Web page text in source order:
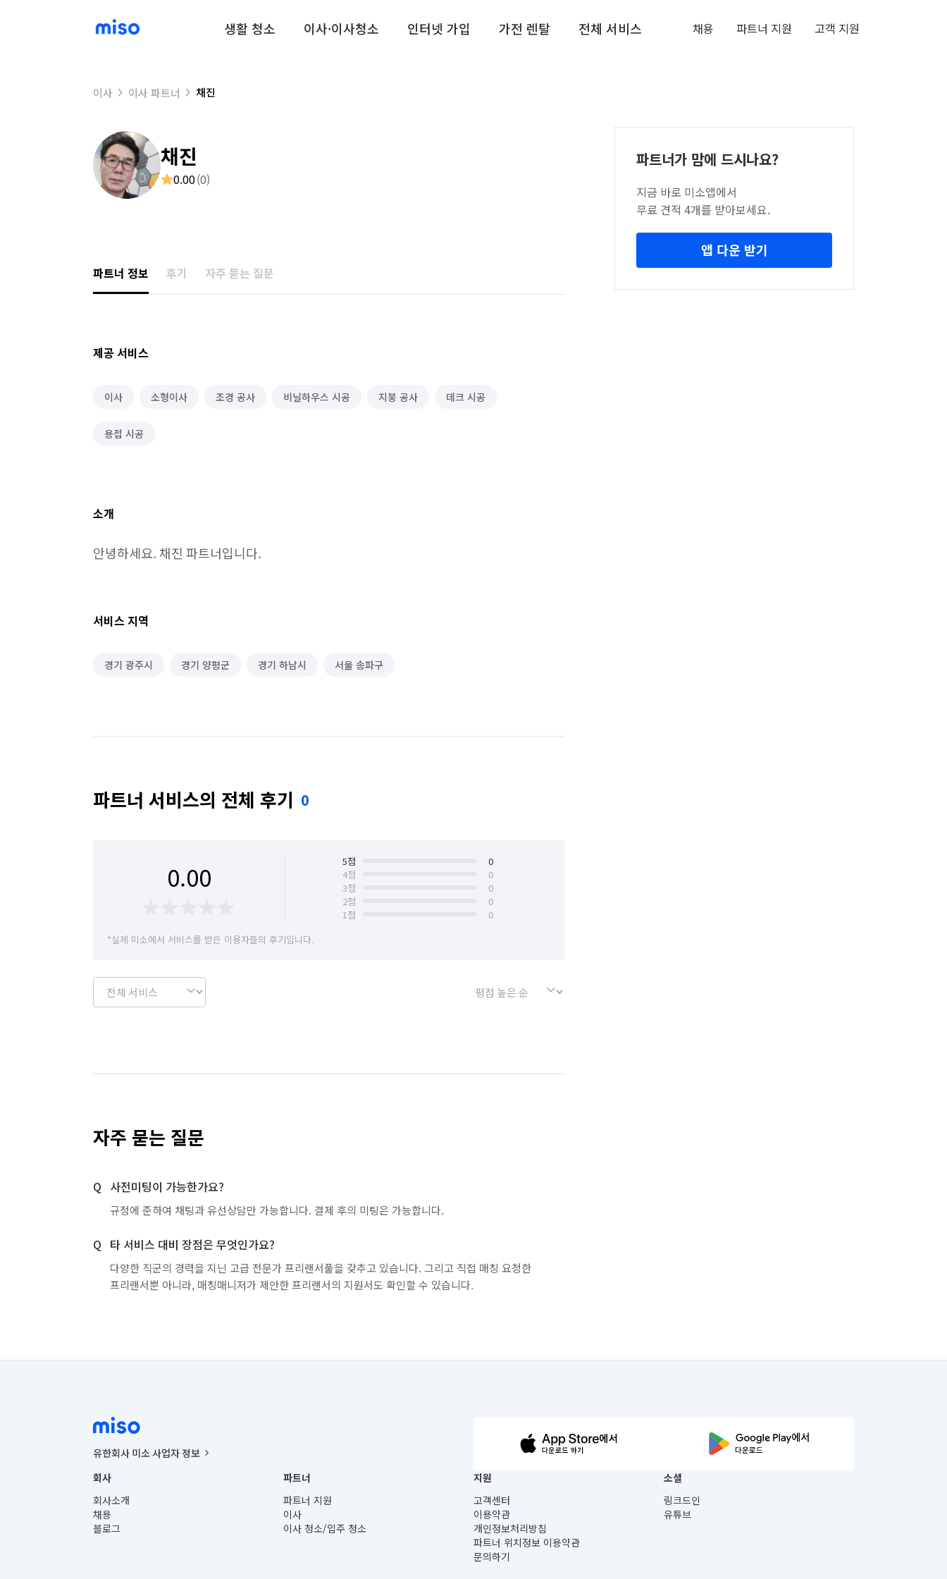
생활 청소 이사·이사청소 인터넷 가입 가전 렌탈 전체 서비스 채용 파트너 지원 고객 지원
이사 이사 파트너 채진
채진
0.00(0)
파트너 정보 후기 자주 묻는 질문
제공 서비스
이사 소형이사 조경 공사 비닐하우스 시공 지붕 공사 데크 시공
용접 시공
소개
안녕하세요. 채진 파트너입니다.
서비스 지역
경기 광주시 경기 양평군 경기 하남시 서울 송파구
파트너 서비스의 전체 후기 0
0.00 5점
0
4점
0
3점
0
2점
0
1점
0
*실제 미소에서 서비스를 받은 이용자들의 후기입니다.
자주 묻는 질문
사전미팅이 가능한가요?
규정에 준하여 채팅과 유선상담만 가능합니다. 결제 후의 미팅은 가능합니다.
타 서비스 대비 장점은 무엇인가요?
다양한 직군의 경력을 지닌 고급 전문가 프리랜서풀을 갖추고 있습니다. 그리고 직접 매칭 요청한
프리랜서뿐 아니라, 매칭매니저가 제안한 프리랜서의 지원서도 확인할 수 있습니다.
파트너가 맘에 드시나요?
지금 바로 미소앱에서
무료 견적 4개를 받아보세요.
앱 다운 받기
유한회사 미소 사업자 정보
사업자등록번호 : 291-87-00271 | 인허가번호 : 2016-3220163-14-5-00019 |
통신판매신고번호 : 2024-서울종로-1400(공정거래위원회 정보) |
대표이사 : CHING VICTOR COLUMBIA RHEE
주소 | 본사: 서울특별시 종로구 율곡로 6(중학동, 트윈트리빌딩) B동 5층
컨택센터 : 서울특별시 종로구 수송동 율곡로 24, 7층, 8층 미소
회사
회사소개
채용
블로그
파트너
파트너 지원
이사
이사 청소/입주 청소
지원
고객센터
이용약관
개인정보처리방침
파트너 위치정보 이용약관
문의하기
소셜
링크드인
유튜브